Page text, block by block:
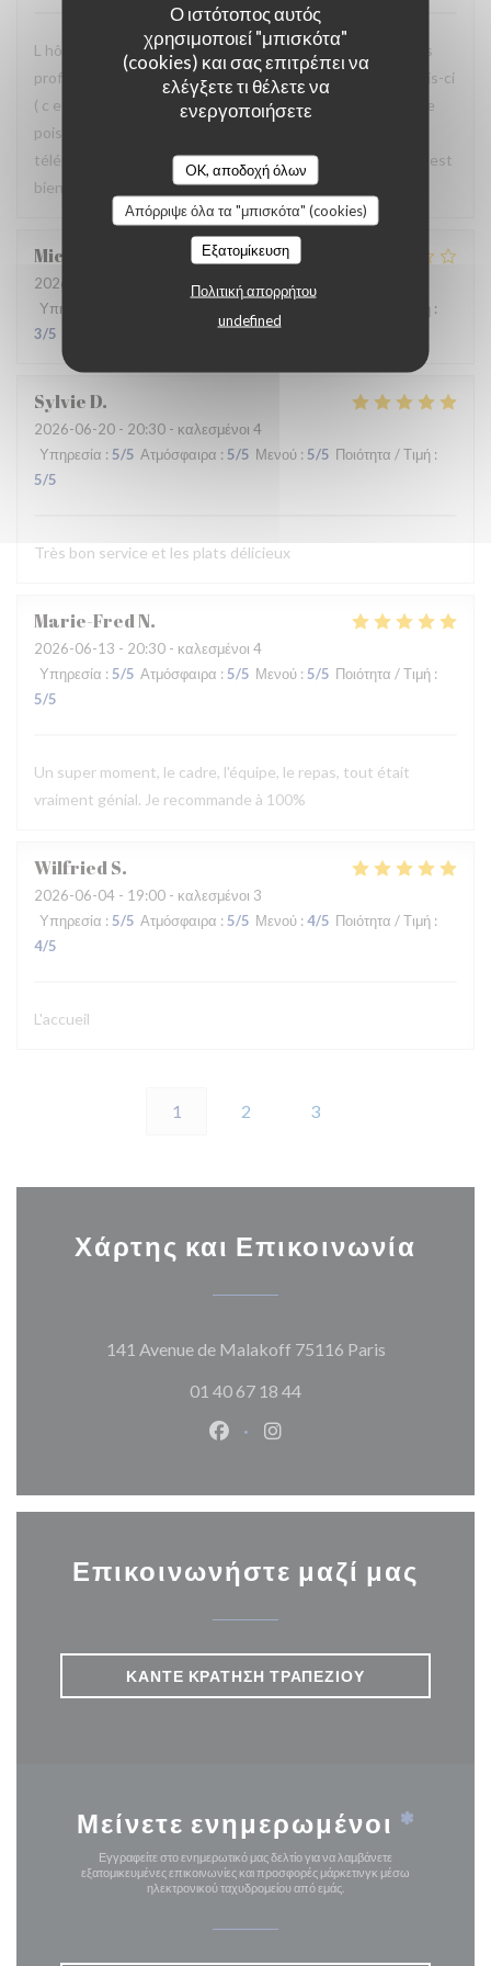
Ο ιστότοπος αυτός
χρησιμοποιεί "μπισκότα"
(cookies) και σας επιτρέπει να
ελέγξετε τι θέλετε να
ενεργοποιήσετε
OK, αποδοχή όλων
Απόρριψε όλα τα "μπισκότα" (cookies)
Εξατομίκευση
Πολιτική απορρήτου
undefined
L hôtesse à l entrée et la serveuse ont été superbes! Très
professionnel, accueillante souriante . Par contre cette fois-ci
( c est la 3 eme fois que je viens) La nourriture était tiède le
poisson et les côtelettes trop cuites. Le Mr qui répond au
téléphone n est pas très courtois. Dans l ensemble tout s est
bien passé. Merci
Micha
2026-06-26
- 22:30 - καλεσμένοι 2
Υπηρεσία
Ποιότητα / Τιμή :
3/5
SylvieD
2026-06-20 - 20:30 - καλεσμένοι 4
Υπηρεσία : 5/5 Ατμόσφαιρα : 5/5 Μενού : 5/5 Ποιότητα / Τιμή :
5/5
Très bon service et les plats délicieux
Marie-FredN
2026-06-13 - 20:30 - καλεσμένοι 4
Υπηρεσία : 5/5 Ατμόσφαιρα : 5/5 Μενού : 5/5 Ποιότητα / Τιμή :
5/5
Un super moment, le cadre, l'équipe, le repas, tout était
vraiment génial. Je recommande à 100%
WilfriedS
2026-06-04 - 19:00 - καλεσμένοι 3
Υπηρεσία : 5/5 Ατμόσφαιρα : 5/5 Μενού : 4/5 Ποιότητα / Τιμή :
4/5
L'accueil
1 2 3
Χάρτης και Επικοινωνία
141 Avenue de Malakoff 75116 Paris((ανοίγει σε
01 40 67 18 44
Facebook ((ανοίγει σε νέο
Instagram ((ανοίγει σε
Επικοινωνήστε μαζί μας
ΚΆΝΤΕ ΚΡΆΤΗΣΗ ΤΡΑΠΕΖΙΟΎ
Μείνετε ενημερωμένοι *
Εγγραφείτε στο ενημερωτικό μας δελτίο για να λαμβάνετε
εξατομικευμένες επικοινωνίες και προσφορές μάρκετινγκ μέσω
ηλεκτρονικού ταχυδρομείου από εμάς.